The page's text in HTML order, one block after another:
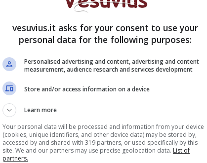
vesuvius.it asks for your consent to use your
personal data for the following purposes:
Personalised advertising and content, advertising and content
measurement, audience research and services development
Store and/or access information on a device
Learn more
Your personal data will be processed and information from your device
(cookies, unique identifiers, and other device data) may be stored by,
accessed by and shared with 319 partners, or used specifically by this
site. We and our partners may use precise geolocation data. List of
partners.